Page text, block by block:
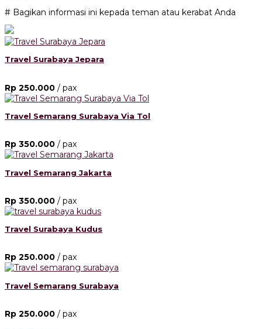
# Bagikan informasi ini kepada teman atau kerabat Anda
Travel Surabaya Jepara
Rp 250.000 / pax
Travel Semarang Surabaya Via Tol
Rp 350.000 / pax
Travel Semarang Jakarta
Rp 350.000 / pax
Travel Surabaya Kudus
Rp 250.000 / pax
Travel Semarang Surabaya
Rp 250.000 / pax